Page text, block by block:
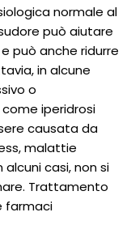
normale al
può aiutare
può anche ridurre
in alcune
o
iperidrosi
causata da
malattie
casi, non si
Trattamento
farmaci